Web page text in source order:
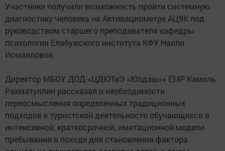
Участники получили возможность пройти системную
диагностику человека на Активациометре АЦ9К под
руководством старшего преподавателя кафедры
психологии Елабужского института КФУ Наили
Исмаиловой.
Директор МБОУ ДОД «ЦДЮТиЭ «Юлдаш»» ЕМР Камиль
Рахматуллин рассказал о необходимости
переосмысления определенных традиционных
подходов к туристской деятельности обучающихся в
интенсивной, краткосрочной, имитационной модели
пребывания в походе для становления фактора